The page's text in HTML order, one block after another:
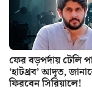
ফের বড়পর্দায় টেলি
‘হাটথ্রব’ আদৃত,
ফিরবেন সিরিয়ালে!